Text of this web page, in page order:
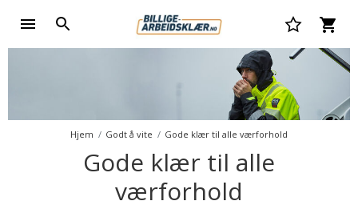
Hjem Godt å vite Gode klær til alle værforhold
Gode klær til alle
værforhold